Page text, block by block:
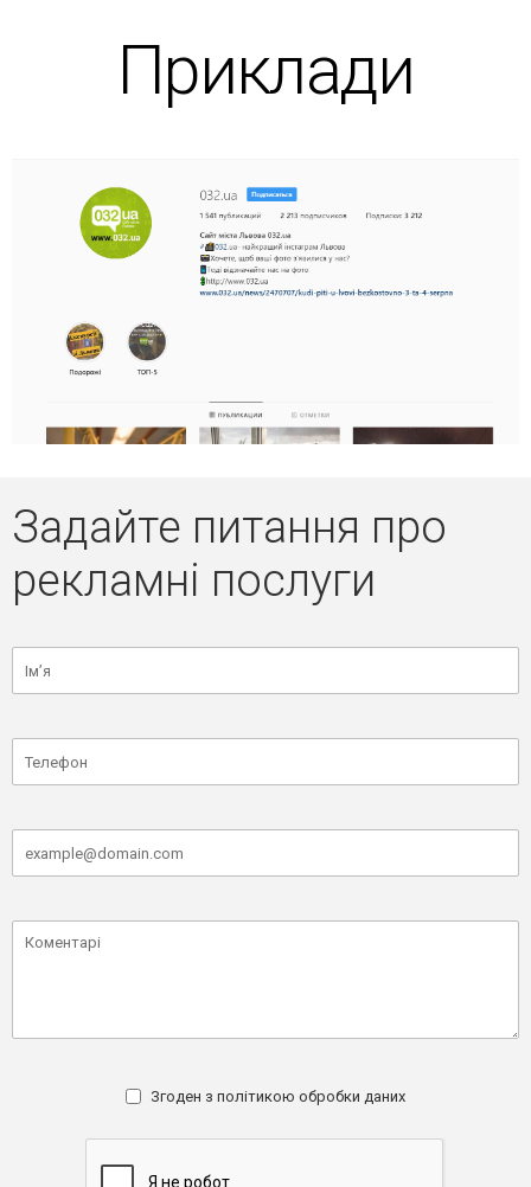
Приклади
Задайте питання про
рекламні послуги
Згоден з політикою обробки даних